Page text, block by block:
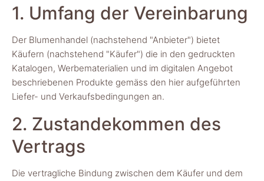
1. Umfang der Vereinbarung
Der Blumenhandel (nachstehend "Anbieter") bietet
Käufern (nachstehend "Käufer") die in den gedruckten
Katalogen, Werbematerialien und im digitalen Angebot
beschriebenen Produkte gemäss den hier aufgeführten
Liefer- und Verkaufsbedingungen an.
2. Zustandekommen des
Vertrags
Die vertragliche Bindung zwischen dem Käufer und dem